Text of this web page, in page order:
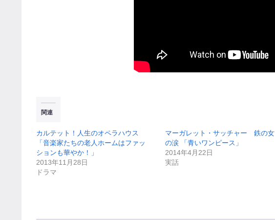
関連
カルテット！人生のオペラハウス
「音楽家たちの老人ホームはファッ
ションも華やか！」
2013年11月28日
ドラマ
マーガレット・サッチャー 鉄の女
の涙 「青いワンピース」
2014年4月22日
実話